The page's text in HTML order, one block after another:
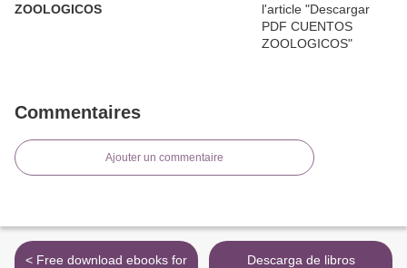
ZOOLOGICOS
Commentaires
Ajouter un commentaire
< Free download ebooks for
Descarga de libros